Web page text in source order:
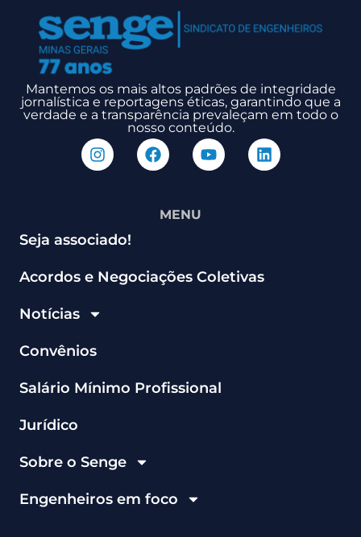
Mantemos os mais altos padrões de integridade
jornalística e reportagens éticas, garantindo que a
verdade e a transparência prevaleçam em todo o
nosso conteúdo.
MENU
Seja associado!
Acordos e Negociações Coletivas
Notícias
Convênios
Salário Mínimo Profissional
Jurídico
Sobre o Senge
Engenheiros em foco